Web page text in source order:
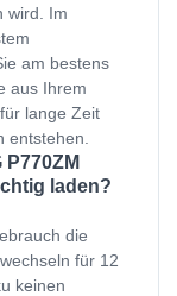
wird. Im
am bestens
aus Ihrem
lange Zeit
entstehen.
laden?
die
für 12
keinen